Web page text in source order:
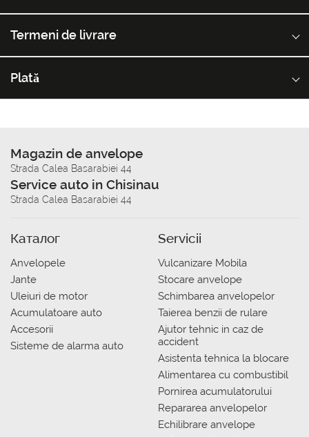
Termeni de livrare
Plată
Magazin de anvelope
Strada Calea Basarabiei 44
Service auto in Chisinau
Strada Calea Basarabiei 44
Каталог
Anvelopele
Jante
Uleiuri de motor
Acumulatoare auto
Accesorii
Sisteme de alarma auto
Servicii
Vulcanizare Mobila
Stocare anvelope
Schimbarea anvelopelor
Taierea benzii de rulare
Ajutor tehnic in caz de
accident
Asistenta tehnica la blocare
Alimentarea cu combustibil
Pornirea acumulatorului
Repararea anvelopelor
Echilibrare anvelope